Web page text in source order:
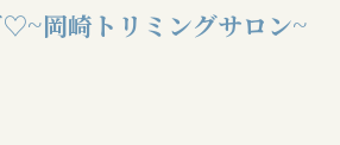
岡崎トリミングサロン~